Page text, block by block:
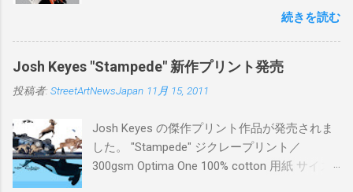
ドフィニッシュバージョン（エディション：
25）$125 購入は８月２６日に こちら から
続きを読む
Josh Keyes "Stampede" 新作プリント発売
投稿者: StreetArtNewsJapan 11月 15, 2011
Josh Keyes の傑作プリント作品が発売されま
した。 "Stampede" ジクレープリント／
300gsm Optima One 100% cotton 用紙 サイズ: